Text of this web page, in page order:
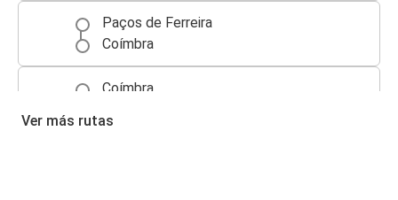
Paços de Ferreira
Coímbra
Coímbra
Ver más rutas